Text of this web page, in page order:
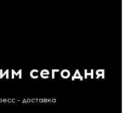
сегодня
- доставка